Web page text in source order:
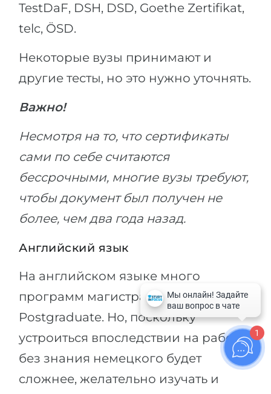
TestDaF, DSH, DSD, Goethe Zertifikat,
telc, ÖSD.
Некоторые вузы принимают и
другие тесты, но это нужно уточнять.
Важно!
Несмотря на то, что сертификаты
сами по себе считаются
бессрочными, многие вузы требуют,
чтобы документ был получен не
более, чем два года назад.
Английский язык
На английском языке много
программ магистратуры и
Postgraduate. Но, поскольку
устроиться впоследствии на работу
без знания немецкого будет
сложнее, желательно изучать и
1